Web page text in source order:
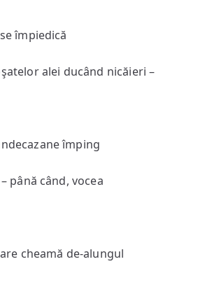
împiedică
alei ducând nicăieri –
împing
până când, vocea
cheamă de-alungul